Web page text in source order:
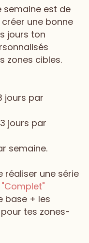
semaine est de
une bonne
jours ton
zones cibles.
jours par
jours par
semaine.
réaliser une série
"Complet"
base + les
tes zones-